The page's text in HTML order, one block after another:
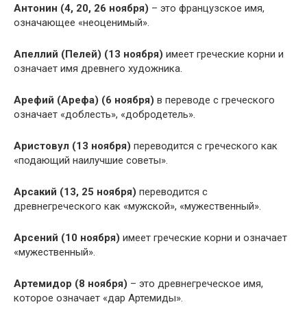
Антонин (4, 20, 26 ноября) – это французское имя,
означающее «неоценимый».
Апеллий (Пелей) (13 ноября) имеет греческие корни и
означает имя древнего художника.
Арефий (Арефа) (6 ноября) в переводе с греческого
означает «доблесть», «добродетель».
Аристовул (13 ноября) переводится с греческого как
«подающий наилучшие советы».
Арсакий (13, 25 ноября) переводится с
древнегреческого как «мужской», «мужественный».
Арсений (10 ноября) имеет греческие корни и означает
«мужественный».
Артемидор (8 ноября) – это древнегреческое имя,
которое означает «дар Артемиды».